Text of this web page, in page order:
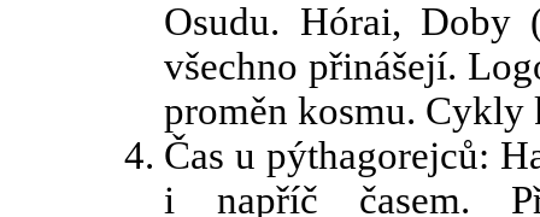
Osudu. Hórai, Doby
všechno přinášejí.
proměn kosmu. Cykly
Čas u pýthagorejců:
i napříč časem.